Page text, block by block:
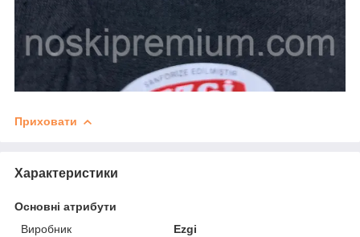
Приховати
Характеристики
Основні атрибути
Виробник
Ezgi